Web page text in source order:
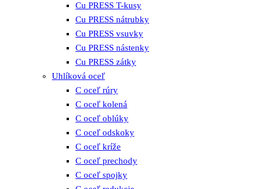
Cu PRESS T-kusy
Cu PRESS nátrubky
Cu PRESS vsuvky
Cu PRESS nástenky
Cu PRESS zátky
Uhlíková oceľ
C oceľ rúry
C oceľ kolená
C oceľ oblúky
C oceľ odskoky
C oceľ kríže
C oceľ prechody
C oceľ spojky